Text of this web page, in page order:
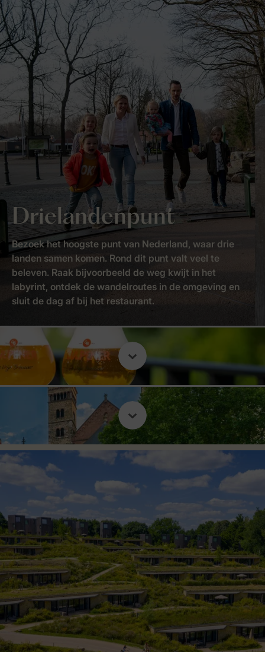
Drielandenpunt
Bezoek het hoogste punt van Nederland, waar drie
landen samen komen. Rond dit punt valt veel te
beleven. Raak bijvoorbeeld de weg kwijt in het
labyrint, ontdek de wandelroutes in de omgeving en
sluit de dag af bij het restaurant.